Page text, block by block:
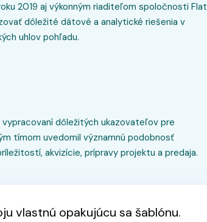
2019 aj výkonným riaditeľom spoločnosti Flat
dôležité dátové a analytické riešenia v
uhlov pohľadu.
dôležitých ukazovateľov pre
tímom uvedomil významnú podobnosť
akvizície, prípravy projektu a predaja.
vlastnú opakujúcu sa šablónu.